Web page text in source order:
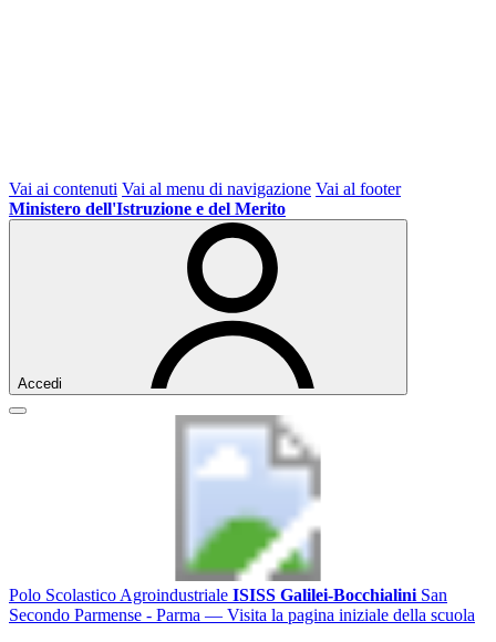
Vai ai contenuti Vai al menu di navigazione Vai al footer
Ministero dell'Istruzione e del Merito
Accedi
Polo Scolastico Agroindustriale ISISS Galilei-Bocchialini San
Secondo Parmense - Parma — Visita la pagina iniziale della scuola